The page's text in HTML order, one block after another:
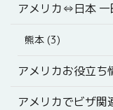
アメリカ⇔日本
熊本 (3)
アメリカお役立ち
アメリカでビザ関